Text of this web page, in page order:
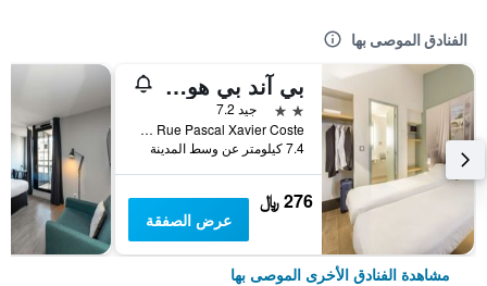
الفنادق الموصى بها
بي آند بي هوتل مارسي إستاك
2 نجمتين
جيد 7.2
Zac De Saumaty Séon - 1 Rue Pascal Xavier Coste, مرسيليا, إقليم بوش دو رون, فرنسا
7.4 كيلومتر عن وسط المدينة
276 ﷼
عرض الصفقة
مشاهدة الفنادق الأخرى الموصى بها